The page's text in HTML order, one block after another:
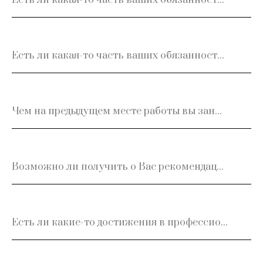
Есть ли какая-то часть ваших обязанностей, которая не нравилась Вам на предыдущем месте работы больше всего?
Чем на предыдущем месте работы вы занимались, если закачивали работу раньше или во время перерывов
Возможно ли получить о Вас рекомендацию с прежнего места работы? Если «да», то с кем лучше связаться (конт. телефон, Ф.И.О., должность)
Есть ли какие-то достижения в профессиональном плане, которыми Вы гордитесь больше всего? Если «да», то какие?